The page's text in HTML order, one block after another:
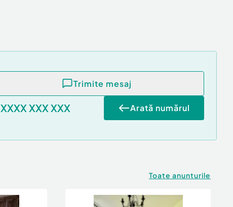
Trimite mesaj
XXXX XXX XXX Arată numărul
Toate anunturile